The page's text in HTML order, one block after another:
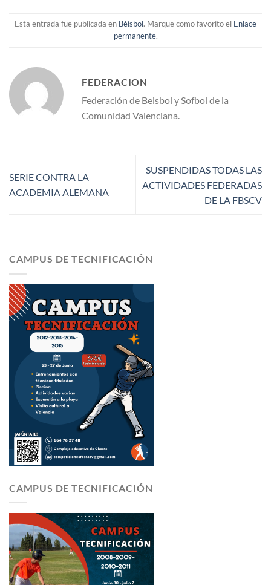
Esta entrada fue publicada en Béisbol. Marque como favorito el Enlace
permanente.
FEDERACION
Federación de Beisbol y Sofbol de la
Comunidad Valenciana.
SERIE CONTRA LA
ACADEMIA ALEMANA
SUSPENDIDAS TODAS LAS
ACTIVIDADES FEDERADAS
DE LA FBSCV
CAMPUS DE TECNIFICACIÓN
CAMPUS DE TECNIFICACIÓN